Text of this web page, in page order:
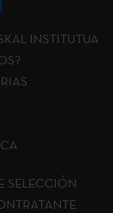
INSTITUTUA
SELECCIÓN